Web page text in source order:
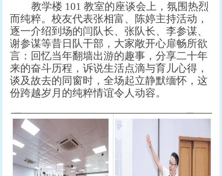
教学楼 101 教室的座谈会上，氛围热烈
而纯粹。校友代表张相富、陈婷主持活动，
逐一介绍到场的闫队长、张队长、李参谋、
谢参谋等昔日队干部，大家敞开心扉畅所欲
言：回忆当年翻墙出游的趣事，分享二十年
来的奋斗历程，诉说生活点滴与育儿心得，
谈及故去的同窗时，全场起立静默缅怀，这
份跨越岁月的纯粹情谊令人动容。